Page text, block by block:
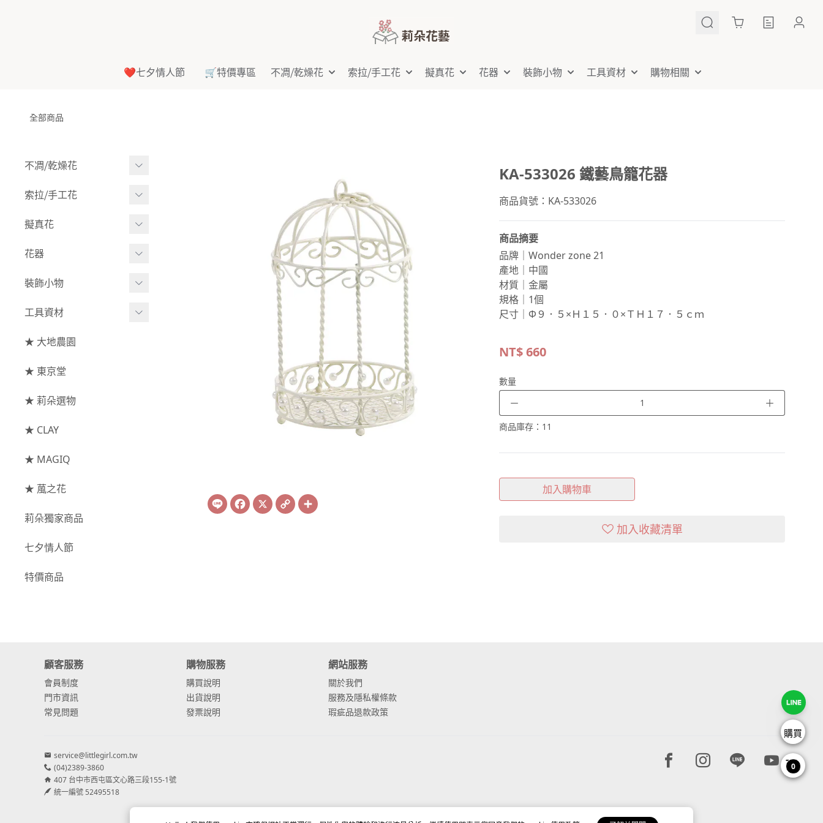
Cart
❤️七夕情人節 🛒特價專區 不凋⧸乾燥花 索拉⧸手工花 擬真花 花器 裝飾小物 工具資材 購物相關
全部商品
不凋⧸乾燥花
多色組合
- 其他
玫瑰
大玫瑰
- 迷你玫瑰
- 庭園玫瑰
- 其他玫瑰
主花
菊花
-
蘭花⧸大理花
康乃馨
- 安娜貝爾繡球花
- 日本繡球花
- 重瓣繡球花
配花
- 滿天星⧸木滿天星
索拉⧸手工花
索拉花(有花莖)
- 莉朵獨家水染
- 大地農園
索拉花(僅花頭)
原色
擬真花
盆栽⧸成品
綜合花束
葉材⧸藤蔓
枝條
果實
花器
小型花器
中大型花器
捧花架⧸吊架
藤圈⧸注連繩
提籃
裝飾小物
裝飾⧸擺飾
花插
工具資材
工具⧸型錄
資材
★ 大地農園
★ 東京堂
★ 莉朵選物
★ CLAY
★ MAGIQ
★ 葻之花
莉朵獨家商品
七夕情人節
特價商品
Line Facebook
X Copy
Link
KA-533026 鐵藝鳥籠花器
商品貨號：KA-533026
商品摘要
品牌｜Wonder zone 21
產地｜中國
材質｜金屬
規格｜1個
尺寸｜Φ９．５×Ｈ１５．０×ＴＨ１７．５ｃｍ
NT$660
數量
－ ＋
商品庫存： 11
加入購物車
加入收藏清單
顧客服務
會員制度
門市資訊
常見問題
購物服務
購買說明
出貨說明
發票說明
網站服務
關於我們
服務及隱私權條款
瑕疵品退款政策
service@littlegirl.com.tw
(04)2389-3860
407 台中市西屯區文心路三段155-1號
統一編號 52495518
Facebook page
Instagram page
Line pageYoutube
購買
0